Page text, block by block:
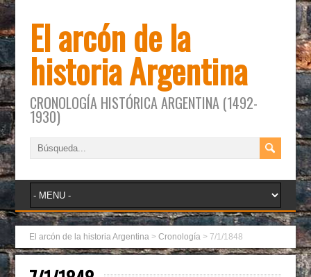
El arcón de la
historia Argentina
CRONOLOGÍA HISTÓRICA ARGENTINA (1492-
1930)
El arcón de la historia Argentina >Cronología >7/1/1848